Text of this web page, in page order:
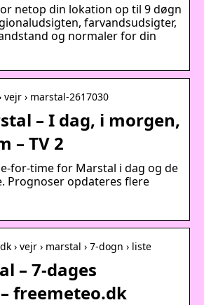
netop din lokation op til 9 døgn
farvandsudsigter,
og normaler for din
› marstal-2617030
– I dag, i morgen,
– TV 2
for-time for Marstal i dag og de
Prognoser opdateres flere
› vejr › marstal › 7-dogn › liste
– 7-dages
freemeteo.dk